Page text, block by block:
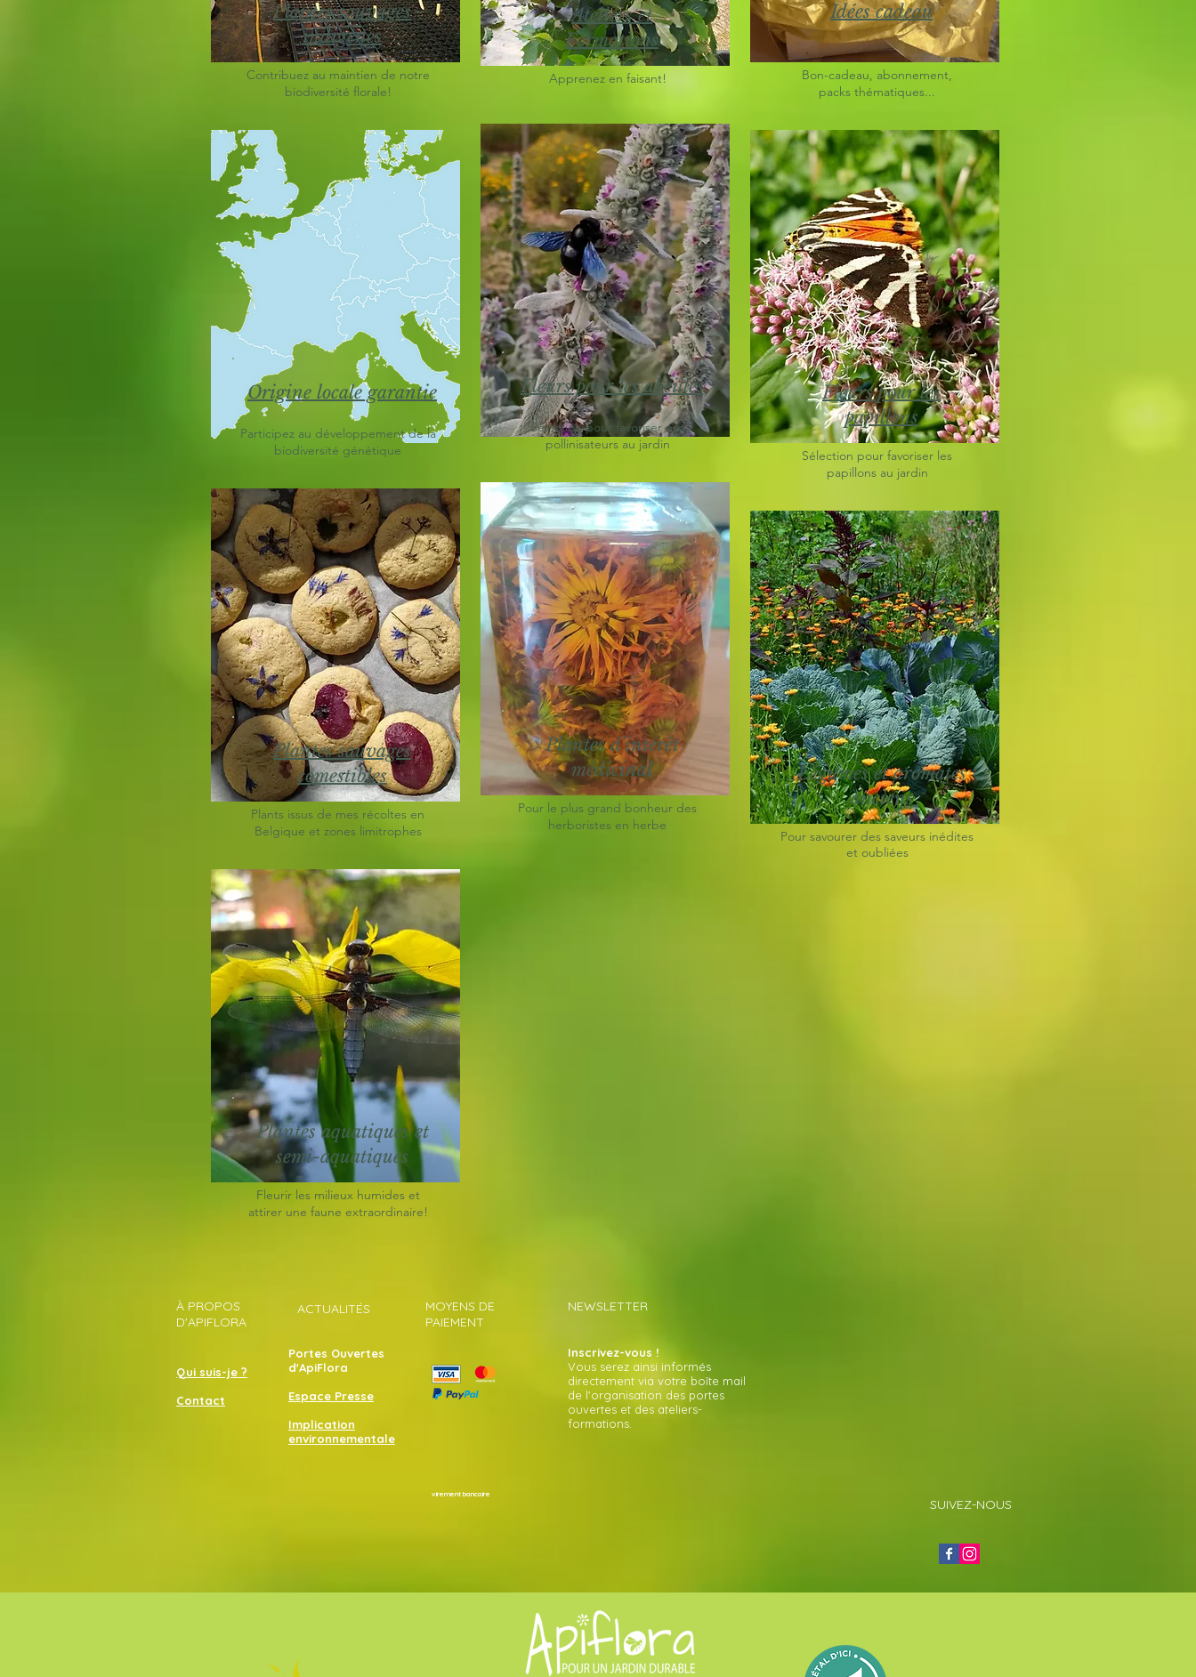
Plantes sauvages
indigènes
Contribuez au maintien de notre
biodiversité florale!
Origine locale garantie
Participez au développement de la
biodiversité génétique
Plantes sauvages
comestibles
Plants issus de mes récoltes en
Belgique et zones limitrophes
Plantes aquatiques et
semi-aquatiques
Fleurir les milieux humides et
attirer une faune extraordinaire!
Ateliers et
Formations
Apprenez en faisant!
Fleurs pour les abeilles
Sélection pour favoriser nos
pollinisateurs au jardin
Plantes d'intérêt
médicinal
Pour le plus grand bonheur des
herboristes en herbe
Idées cadeau
Bon-cadeau, abonnement,
packs thématiques...
Fleurs pour les
papillons
Sélection pour favoriser les
papillons au jardin
Légumes et aromates
anciens
Pour savourer des saveurs inédites
et oubliées
À PROPOS
D'APIFLORA
ACTUALITÉS
MOYENS DE
PAIEMENT
Qui suis-je ?
Contact
Portes Ouvertes
d'ApiFlora
Espace Presse
Implication
environnementale
NEWSLETTER
Inscrivez-vous !
Vous serez ainsi informés
directement via votre boîte mail
de l'organisation des portes
ouvertes et des ateliers-
formations.
virement bancaire
SUIVEZ-NOUS